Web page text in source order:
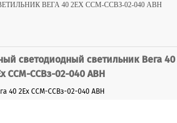
ВЕГА 40 2EX ССМ-ССВЗ-02-040 АВН
светодиодный светильник Вега 40
ССМ-ССВз-02-040 АВН
40 2Ex ССМ-ССВз-02-040 АВН